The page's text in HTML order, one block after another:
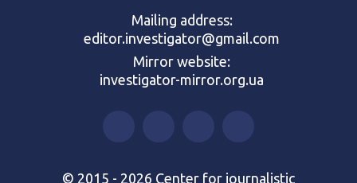
Mailing address:
editor.investigator@gmail.com
Mirror website:
investigator-mirror.org.ua
© 2015 - 2026 Center for journalistic